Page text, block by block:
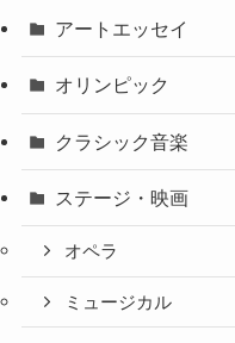
アートエッセイ
オリンピック
クラシック音楽
ステージ・映画
オペラ
ミュージカル